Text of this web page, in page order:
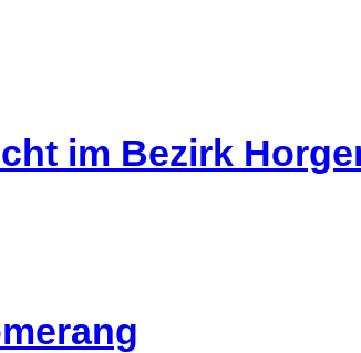
im Bezirk